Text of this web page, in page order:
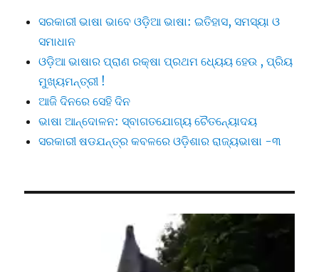
ସରକାରୀ ଭାଷା ଭାବେ ଓଡ଼ିଆ ଭାଷା: ଇତିହାସ, ସମସ୍ୟା ଓ
ସମାଧାନ
ଓଡ଼ିଆ ଭାଷାର ପ୍ରାଣ ରକ୍ଷା ପ୍ରଥମ ଧ୍ୟେୟ ହେଉ , ପ୍ରିୟ
ମୁଖ୍ୟମନ୍ତ୍ରୀ !
ଆଜି ଦିନରେ ସେହି ଦିନ
ଭାଷା ଆନ୍ଦୋଳନ: ସ୍ବାଗତଯୋଗ୍ୟ ଚୈତନ୍ୟୋଦୟ
ସରକାରୀ ଷଡଯନ୍ତ୍ର କବଳରେ ଓଡ଼ିଶାର ରାଜ୍ୟଭାଷା -୩